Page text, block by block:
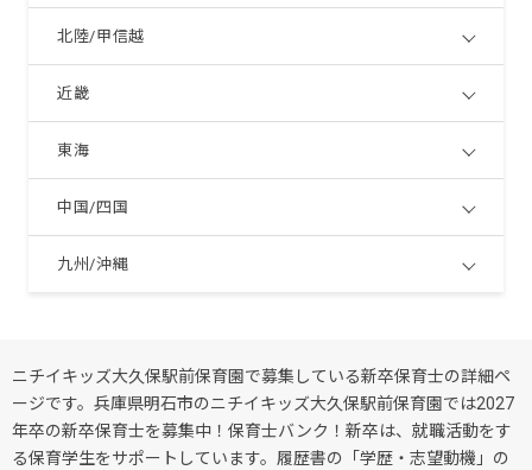
北陸/甲信越
近畿
東海
中国/四国
九州/沖縄
ニチイキッズ大久保駅前保育園で募集している新卒保育士の詳細ペ
ージです。兵庫県明石市のニチイキッズ大久保駅前保育園では2027
年卒の新卒保育士を募集中！保育士バンク！新卒は、就職活動をす
る保育学生をサポートしています。履歴書の「学歴・志望動機」の